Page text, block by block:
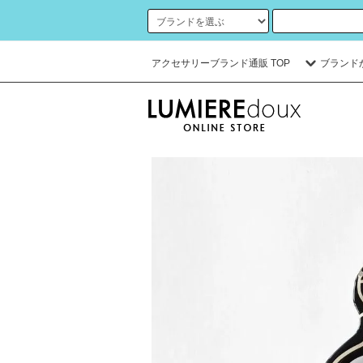
アクセサリーブランド通販 TOP ブランド